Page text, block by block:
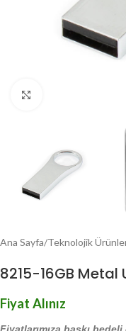
Ana Sayfa Teknolojik
8215-16GB Metal
Fiyat Alınız